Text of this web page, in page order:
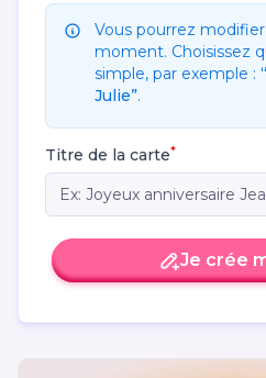
Vous pourrez
moment. Choisissez
simple, par exemple :
Julie”.
Titre de la carte*
Je crée